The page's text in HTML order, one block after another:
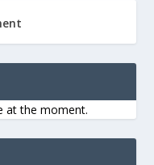
at the moment.